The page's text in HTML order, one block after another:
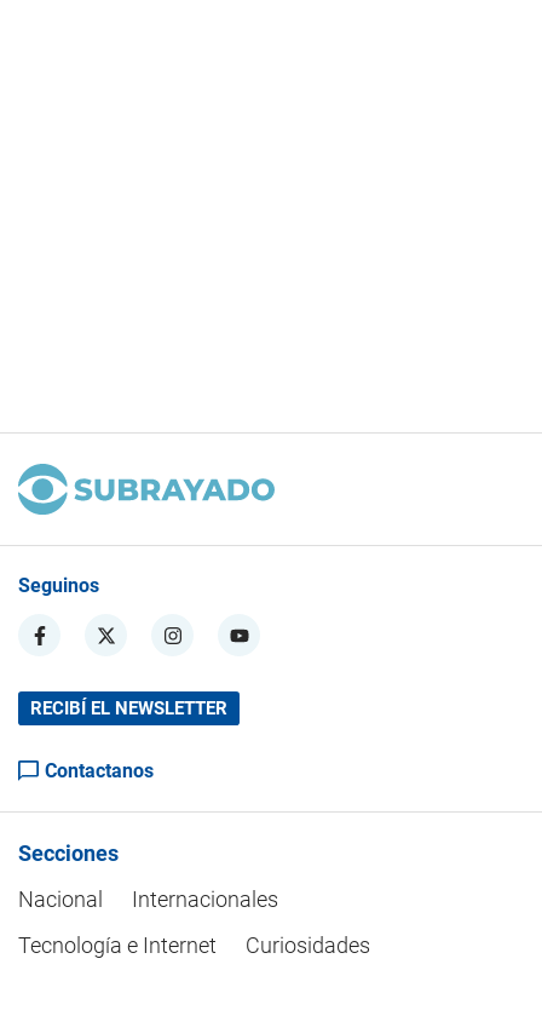
Seguinos
RECIBÍ EL NEWSLETTER
Contactanos
Secciones
Nacional
Internacionales
Tecnología e Internet
Curiosidades